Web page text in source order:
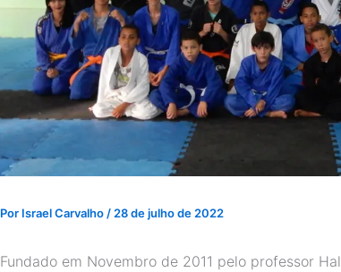
Por Israel Carvalho / 28 de julho de 2022
Fundado em Novembro de 2011 pelo professor